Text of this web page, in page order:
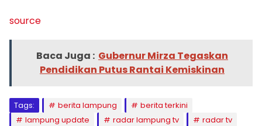
source
Baca Juga : Gubernur Mirza Tegaskan
Pendidikan Putus Rantai Kemiskinan
Tags: berita lampung
berita terkini
lampung update
radar lampung tv
radar tv